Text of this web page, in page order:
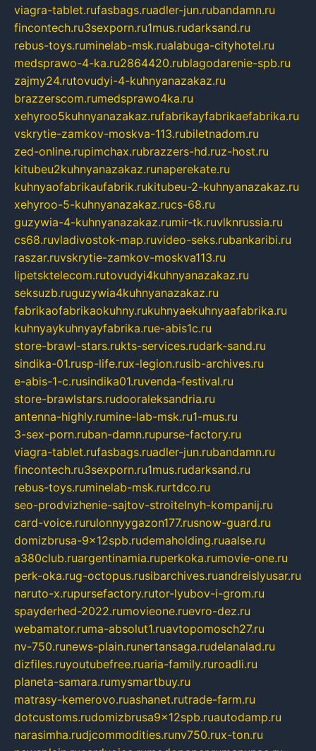
viagra-tablet.rufasbags.ruadler-jun.rubandamn.ru
fincontech.ru3sexporn.ru1mus.rudarksand.ru
rebus-toys.ruminelab-msk.rualabuga-cityhotel.ru
medsprawo-4-ka.ru2864420.rublagodarenie-spb.ru
zajmy24.rutovudyi-4-kuhnyanazakaz.ru
brazzerscom.rumedsprawo4ka.ru
xehyroo5kuhnyanazakaz.rufabrikayfabrikaefabrika.ru
vskrytie-zamkov-moskva-113.rubiletnadom.ru
zed-online.rupimchax.rubrazzers-hd.ruz-host.ru
kitubeu2kuhnyanazakaz.runaperekate.ru
kuhnyaofabrikaufabrik.rukitubeu-2-kuhnyanazakaz.ru
xehyroo-5-kuhnyanazakaz.rucs-68.ru
guzywia-4-kuhnyanazakaz.rumir-tk.ruvlknrussia.ru
cs68.ruvladivostok-map.ruvideo-seks.rubankaribi.ru
raszar.ruvskrytie-zamkov-moskva113.ru
lipetsktelecom.rutovudyi4kuhnyanazakaz.ru
seksuzb.ruguzywia4kuhnyanazakaz.ru
fabrikaofabrikaokuhny.rukuhnyaekuhnyaafabrika.ru
kuhnyaykuhnyayfabrika.rue-abis1c.ru
store-brawl-stars.rukts-services.rudark-sand.ru
sindika-01.rusp-life.rux-legion.rusib-archives.ru
e-abis-1-c.rusindika01.ruvenda-festival.ru
store-brawlstars.rudooraleksandria.ru
antenna-highly.rumine-lab-msk.ru1-mus.ru
3-sex-porn.ruban-damn.rupurse-factory.ru
viagra-tablet.rufasbags.ruadler-jun.rubandamn.ru
fincontech.ru3sexporn.ru1mus.rudarksand.ru
rebus-toys.ruminelab-msk.rurtdco.ru
seo-prodvizhenie-sajtov-stroitelnyh-kompanij.ru
card-voice.rurulonnyygazon177.rusnow-guard.ru
domizbrusa-9x12spb.rudemaholding.ruaalse.ru
a380club.ruargentinamia.ruperkoka.rumovie-one.ru
perk-oka.rug-octopus.rusibarchives.ruandreislyusar.ru
naruto-x.rupursefactory.rutor-lyubov-i-grom.ru
spayderhed-2022.rumovieone.ruevro-dez.ru
webamator.ruma-absolut1.ruavtopomosch27.ru
nv-750.runews-plain.runertansaga.rudelanalad.ru
dizfiles.ruyoutubefree.ruaria-family.ruroadli.ru
planeta-samara.rumysmartbuy.ru
matrasy-kemerovo.ruashanet.rutrade-farm.ru
dotcustoms.rudomizbrusa9x12spb.ruautodamp.ru
narasimha.rudjcommodities.runv750.rux-ton.ru